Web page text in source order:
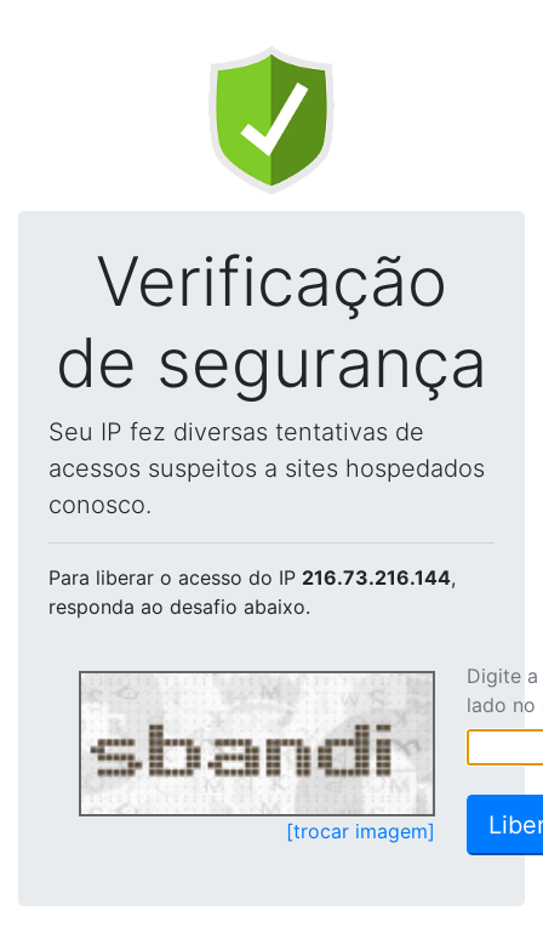
Verificação
de segurança
Seu IP fez diversas tentativas de
acessos suspeitos a sites hospedados
conosco.
Para liberar o acesso do IP 216.73.216.144,
responda ao desafio abaixo.
[trocar imagem]
Digite
lado no